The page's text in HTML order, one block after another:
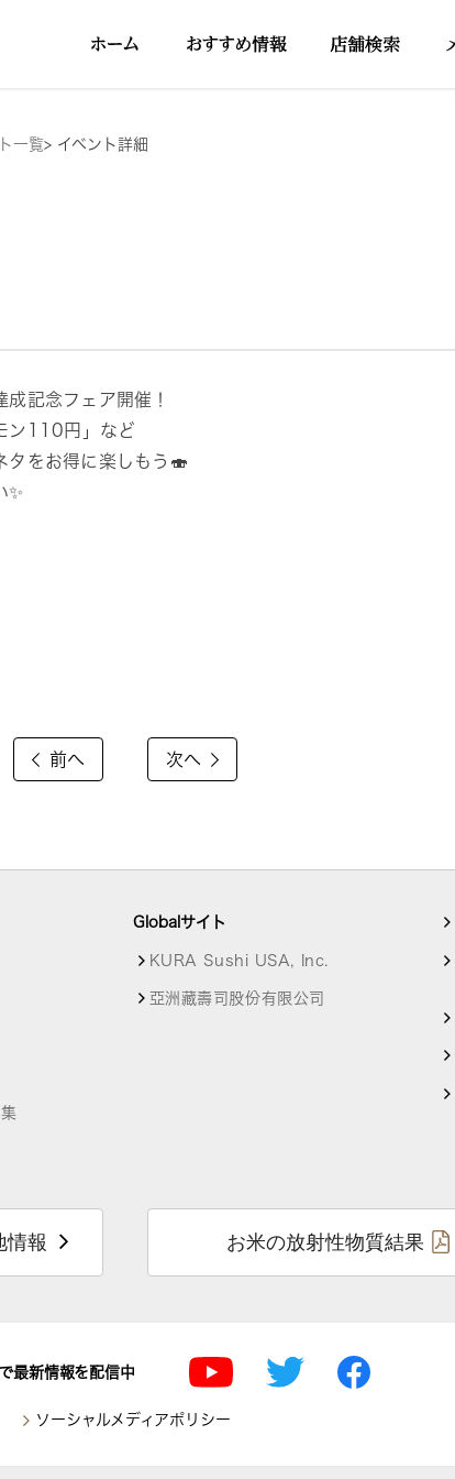
一覧> イベント詳細
記念フェア開催！
ン110円」など
タをお得に楽しもう🍣
✨
前へ 次へ
Globalサイト
KURA Sushi USA, Inc.
亞洲藏壽司股份有限公司
情報 お米の放射性物質結果
最新情報を配信中
ソーシャルメディアポリシー